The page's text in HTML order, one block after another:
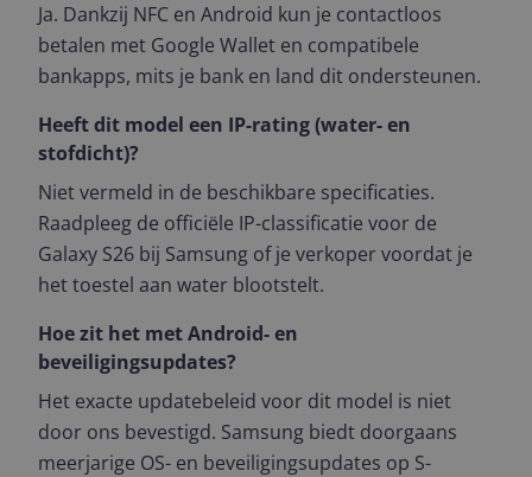
Ja. Dankzij NFC en Android kun je contactloos
betalen met Google Wallet en compatibele
bankapps, mits je bank en land dit ondersteunen.
Heeft dit model een IP-rating (water- en
stofdicht)?
Niet vermeld in de beschikbare specificaties.
Raadpleeg de officiële IP-classificatie voor de
Galaxy S26 bij Samsung of je verkoper voordat je
het toestel aan water blootstelt.
Hoe zit het met Android- en
beveiligingsupdates?
Het exacte updatebeleid voor dit model is niet
door ons bevestigd. Samsung biedt doorgaans
meerjarige OS- en beveiligingsupdates op S-